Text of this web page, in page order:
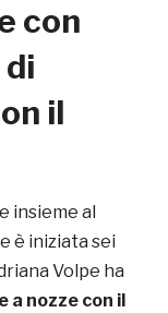
con
di
il
insieme al
è iniziata sei
Volpe ha
a nozze con il